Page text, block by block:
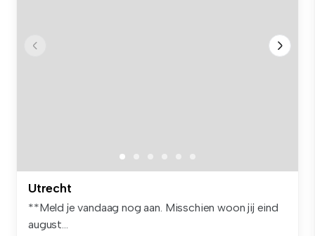
Utrecht
**Meld je vandaag nog aan. Misschien woon jij eind
august...